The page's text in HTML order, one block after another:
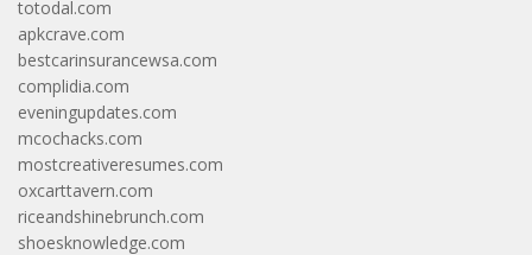
totodal.com
apkcrave.com
bestcarinsurancewsa.com
complidia.com
eveningupdates.com
mcochacks.com
mostcreativeresumes.com
oxcarttavern.com
riceandshinebrunch.com
shoesknowledge.com